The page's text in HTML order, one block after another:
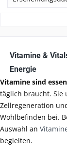
Vitamine &
Energie
Vitamine sind
täglich braucht. Sie
Zellregeneration
Wohlbefinden bei.
Auswahl an
begleiten.